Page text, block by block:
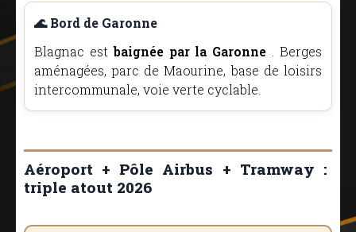
🌊 Bord de Garonne
Blagnac estbaignée par la Garonne . Berges
aménagées, parc de Maourine, base de loisirs
intercommunale, voie verte cyclable.
Aéroport + Pôle Airbus + Tramway :
triple atout 2026